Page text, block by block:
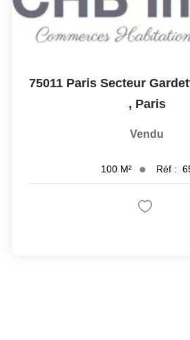
, Paris
Vendu
100 M² Réf :